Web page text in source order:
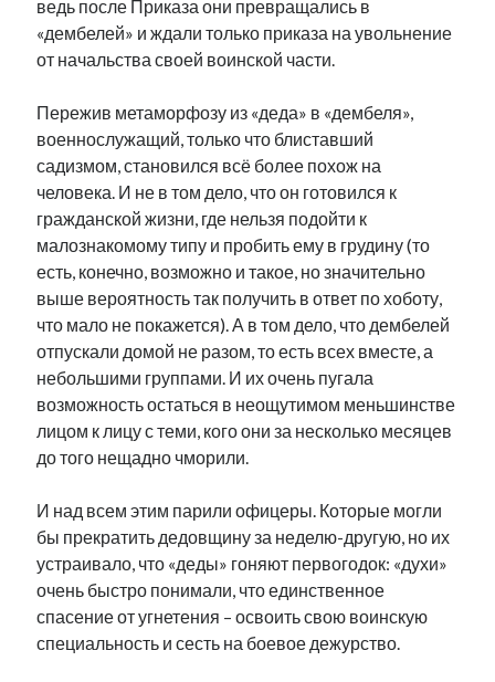
ведь после Приказа они превращались в
«дембелей» и ждали только приказа на увольнение
от начальства своей воинской части.
Пережив метаморфозу из «деда» в «дембеля»,
военнослужащий, только что блиставший
садизмом, становился всё более похож на
человека. И не в том дело, что он готовился к
гражданской жизни, где нельзя подойти к
малознакомому типу и пробить ему в грудину (то
есть, конечно, возможно и такое, но значительно
выше вероятность так получить в ответ по хоботу,
что мало не покажется). А в том дело, что дембелей
отпускали домой не разом, то есть всех вместе, а
небольшими группами. И их очень пугала
возможность остаться в неощутимом меньшинстве
лицом к лицу с теми, кого они за несколько месяцев
до того нещадно чморили.
И над всем этим парили офицеры. Которые могли
бы прекратить дедовщину за неделю-другую, но их
устраивало, что «деды» гоняют первогодок: «духи»
очень быстро понимали, что единственное
спасение от угнетения – освоить свою воинскую
специальность и сесть на боевое дежурство.